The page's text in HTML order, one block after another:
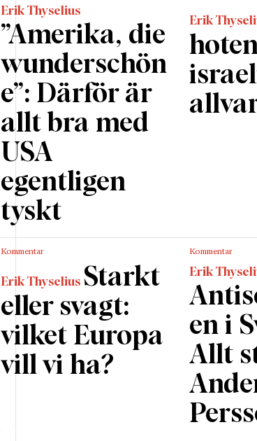
Erik Thyselius
”Amerika, die
wunderschön
e”: Därför är
allt bra med
USA
egentligen
tyskt
Erik
Kommentar
Erik Thyselius Starkt
eller svagt:
vilket Europa
vill vi ha?
Kommentar
Erik
en i
Allt